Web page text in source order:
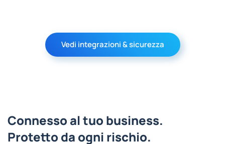
Vedi integrazioni & sicurezza
Connesso al tuo business.
Protetto da ogni rischio.